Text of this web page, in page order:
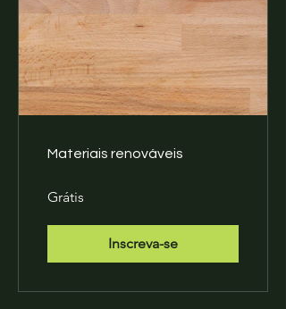
Materiais renováveis
Grátis
Inscreva-se